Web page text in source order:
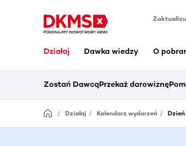
Działaj Dawka wiedzy O
Zostań DawcąPrzekaż darowiznę
Działaj Kalendarz wydarzeń